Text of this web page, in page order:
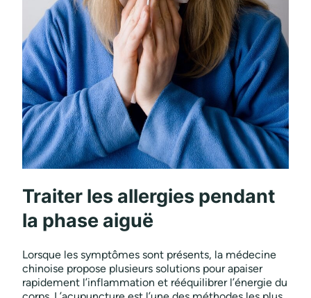
Traiter les allergies pendant
la phase aiguë
Lorsque les symptômes sont présents, la médecine
chinoise propose plusieurs solutions pour apaiser
rapidement l’inflammation et rééquilibrer l’énergie du